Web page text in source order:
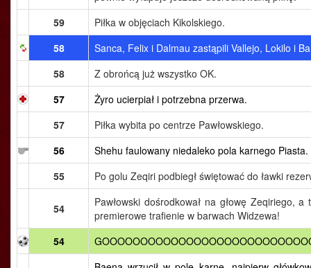
59
Piłka w objęciach Kikolskiego.
58
Sanca, Felix i Dalmau zastąpili Vallejo, Lokilo i
58
Z obrońcą już wszystko OK.
57
Żyro ucierpiał i potrzebna przerwa.
57
Piłka wybita po centrze Pawłowskiego.
56
Shehu faulowany niedaleko pola karnego Piasta.
55
Po golu Zeqiri podbiegł świętować do ławki
54
Pawłowski dośrodkował na głowę Zeqiriego,
premierowe trafienie w barwach Widzewa!
54